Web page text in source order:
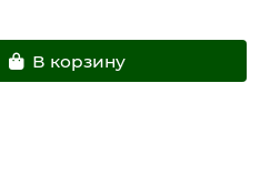
В корзину